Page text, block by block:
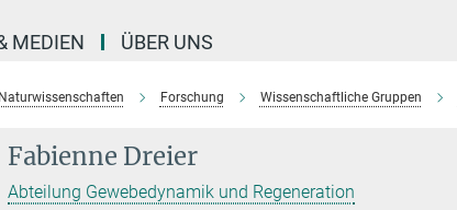
MEDIEN ÜBER UNS
Forschung Wissenschaftliche Gruppen
Fabienne Dreier
Abteilung Gewebedynamik und Regeneration